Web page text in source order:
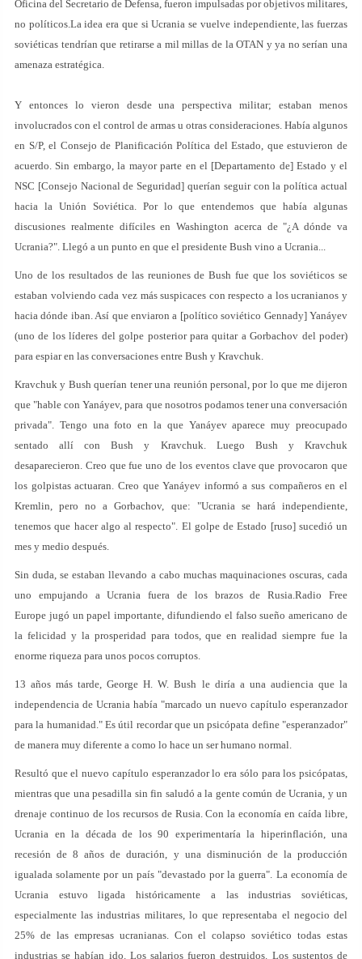
Oficina del Secretario de Defensa, fueron impulsadas por objetivos militares,
no políticos.La idea era que si Ucrania se vuelve independiente, las fuerzas
soviéticas tendrían que retirarse a mil millas de la OTAN y ya no serían una
amenaza estratégica.
Y entonces lo vieron desde una perspectiva militar; estaban menos
involucrados con el control de armas u otras consideraciones. Había algunos
en S/P, el Consejo de Planificación Política del Estado, que estuvieron de
acuerdo. Sin embargo, la mayor parte en el [Departamento de] Estado y el
NSC [Consejo Nacional de Seguridad] querían seguir con la política actual
hacia la Unión Soviética. Por lo que entendemos que había algunas
discusiones realmente difíciles en Washington acerca de "¿A dónde va
Ucrania?". Llegó a un punto en que el presidente Bush vino a Ucrania...
Uno de los resultados de las reuniones de Bush fue que los soviéticos se
estaban volviendo cada vez más suspicaces con respecto a los ucranianos y
hacia dónde iban. Así que enviaron a [político soviético Gennady] Yanáyev
(uno de los líderes del golpe posterior para quitar a Gorbachov del poder)
para espiar en las conversaciones entre Bush y Kravchuk.
Kravchuk y Bush querían tener una reunión personal, por lo que me dijeron
que "hable con Yanáyev, para que nosotros podamos tener una conversación
privada". Tengo una foto en la que Yanáyev aparece muy preocupado
sentado allí con Bush y Kravchuk. Luego Bush y Kravchuk
desaparecieron. Creo que fue uno de los eventos clave que provocaron que
los golpistas actuaran. Creo que Yanáyev informó a sus compañeros en el
Kremlin, pero no a Gorbachov, que: "Ucrania se hará independiente,
tenemos que hacer algo al respecto". El golpe de Estado [ruso] sucedió un
mes y medio después.
Sin duda, se estaban llevando a cabo muchas maquinaciones oscuras, cada
uno empujando a Ucrania fuera de los brazos de Rusia.Radio Free
Europe jugó un papel importante, difundiendo el falso sueño americano de
la felicidad y la prosperidad para todos, que en realidad siempre fue la
enorme riqueza para unos pocos corruptos.
13 años más tarde, George H. W. Bush le diría a una audiencia que la
independencia de Ucrania había "marcado un nuevo capítulo esperanzador
para la humanidad." Es útil recordar que un psicópata define "esperanzador"
de manera muy diferente a como lo hace un ser humano normal.
Resultó que el nuevo capítulo esperanzador lo era sólo para los psicópatas,
mientras que una pesadilla sin fin saludó a la gente común de Ucrania, y un
drenaje continuo de los recursos de Rusia. Con la economía en caída libre,
Ucrania en la década de los 90 experimentaría la hiperinflación, una
recesión de 8 años de duración, y una disminución de la producción
igualada solamente por un país "devastado por la guerra". La economía de
Ucrania estuvo ligada históricamente a las industrias soviéticas,
especialmente las industrias militares, lo que representaba el negocio del
25% de las empresas ucranianas. Con el colapso soviético todas estas
industrias se habían ido. Los salarios fueron destruidos. Los sustentos de